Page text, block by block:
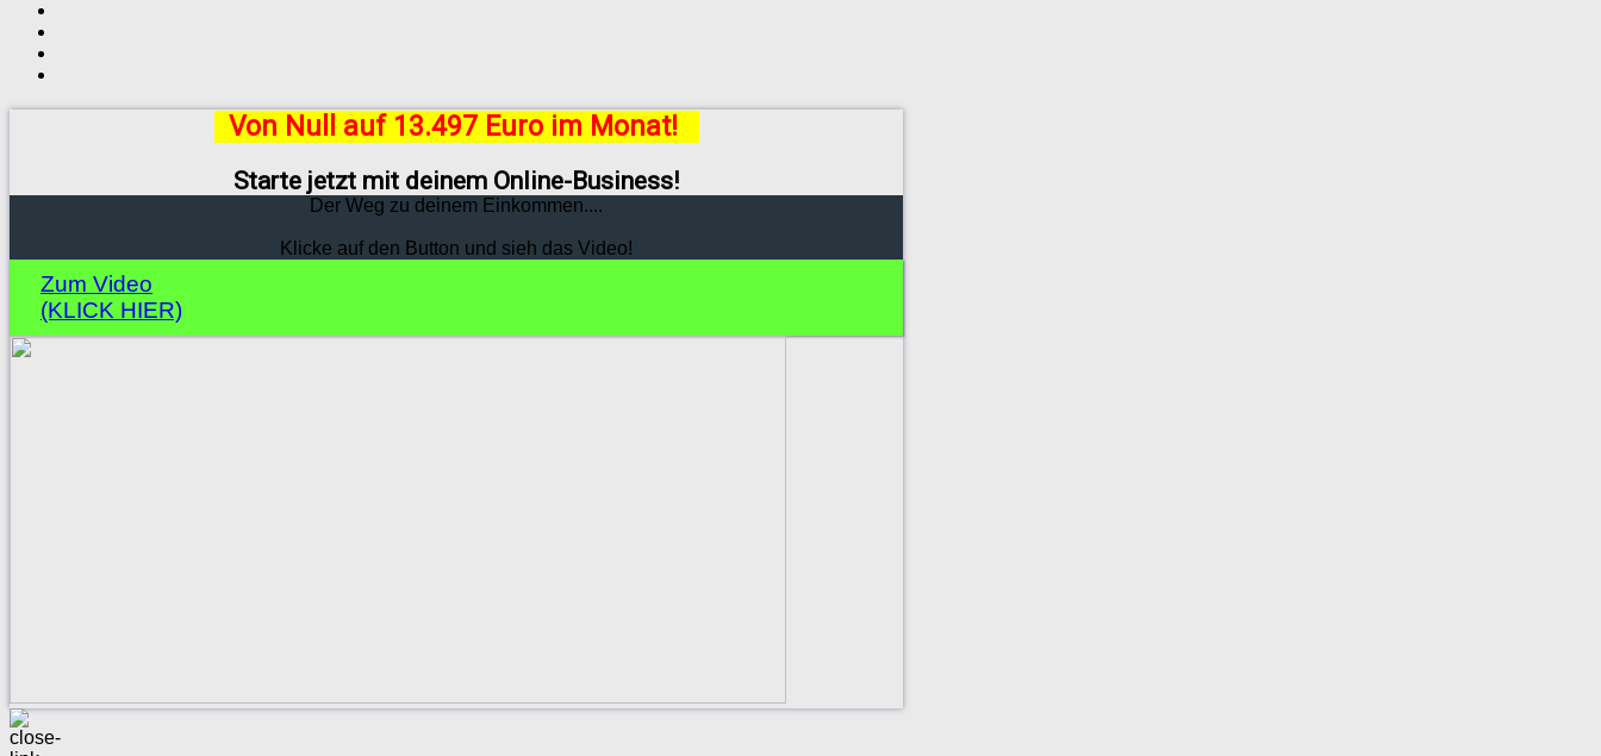
Von Null auf 13.497 Euro im Monat!
Starte jetzt mit deinem Online-Business!
Der Weg zu deinem Einkommen....
Klicke auf den Button und sieh das Video!
Zum Video
(KLICK HIER)